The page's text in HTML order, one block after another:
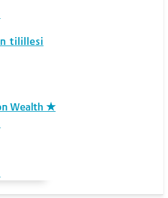
tilillesi
Wealth ★